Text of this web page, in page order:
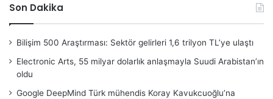
Son Dakika
Bilişim 500 Araştırması: Sektör gelirleri 1,6 trilyon TL’ye ulaştı
Electronic Arts, 55 milyar dolarlık anlaşmayla Suudi Arabistan’ın
oldu
Google DeepMind Türk mühendis Koray Kavukcuoğlu’na